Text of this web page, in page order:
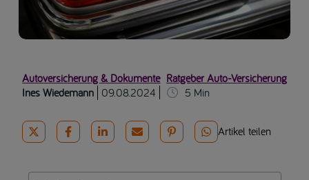
Autoversicherung & Dokumente Ratgeber Auto-Versicherung
Ines Wiedemann 09.08.2024 5 Min
Artikel teilen